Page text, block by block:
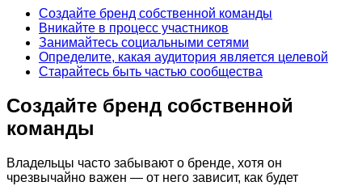
Создайте бренд собственной команды
Вникайте в процесс участников
Занимайтесь социальными сетями
Определите, какая аудитория является целевой
Старайтесь быть частью сообщества
Создайте бренд собственной
команды
Владельцы часто забывают о бренде, хотя он
чрезвычайно важен — от него зависит, как будет